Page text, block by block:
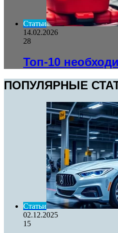
Статьи
14.02.2026
28
Топ-10
ПОПУЛЯРНЫЕ
Статьи
02.12.2025
15